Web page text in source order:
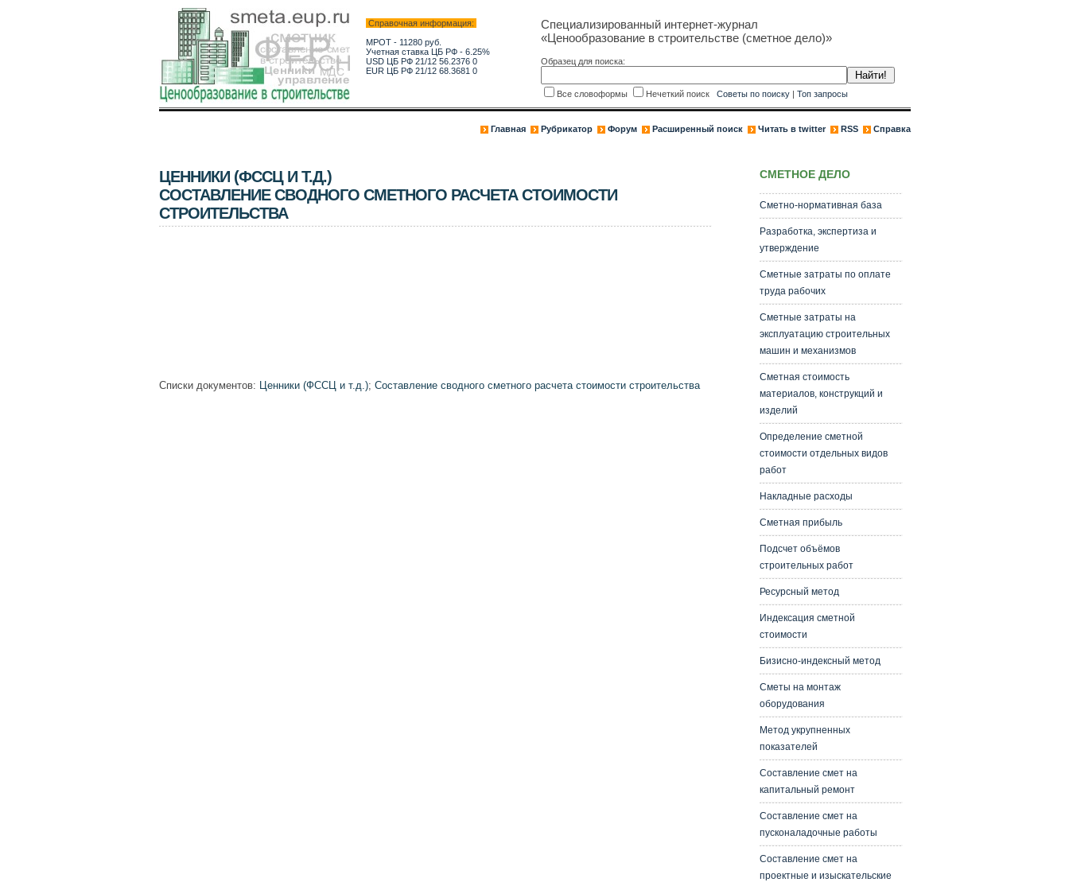
Справочная информация:
МРОТ - 11280 руб.
Учетная ставка ЦБ РФ - 6.25%
USD ЦБ РФ 21/12 56.2376 0
EUR ЦБ РФ 21/12 68.3681 0
Специализированный интернет-журнал
«Ценообразование в строительстве (сметное дело)»
Образец для поиска:
Все словоформы Нечеткий поиск Советы по поиску| Топ запросы
Главная Рубрикатор Форум Расширенный поиск Читать в twitter RSS Справка
ЦЕННИКИ (ФССЦ И Т.Д.)
СОСТАВЛЕНИЕ СВОДНОГО СМЕТНОГО РАСЧЕТА СТОИМОСТИ
СТРОИТЕЛЬСТВА
Списки документов: Ценники (ФССЦ и т.д.); Составление сводного сметного расчета стоимости строительства
СМЕТНОЕ ДЕЛО
Сметно-нормативная база
Разработка, экспертиза и
утверждение
Сметные затраты по оплате
труда рабочих
Сметные затраты на
эксплуатацию строительных
машин и механизмов
Сметная стоимость
материалов, конструкций и
изделий
Определение сметной
стоимости отдельных видов
работ
Накладные расходы
Сметная прибыль
Подсчет объёмов
строительных работ
Ресурсный метод
Индексация сметной
стоимости
Бизисно-индексный метод
Сметы на монтаж
оборудования
Метод укрупненных
показателей
Составление смет на
капитальный ремонт
Составление смет на
пусконаладочные работы
Составление смет на
проектные и изыскательские